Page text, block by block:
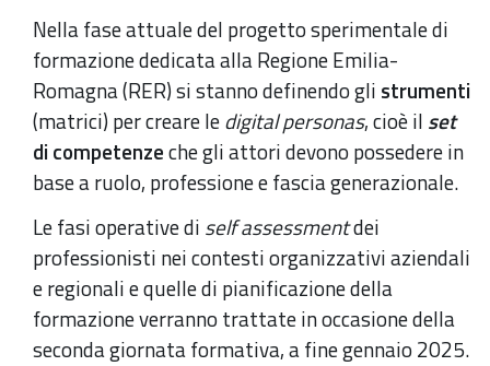
Nella fase attuale del progetto sperimentale di
formazione dedicata alla Regione Emilia-
Romagna (RER) si stanno definendo gli strumenti
(matrici) per creare ledigital personas, cioè il set
di competenzeche gli attori devono possedere in
base a ruolo, professione e fascia generazionale.
Le fasi operative di self assessmentdei
professionisti nei contesti organizzativi aziendali
e regionali e quelle di pianificazione della
formazione verranno trattate in occasione della
seconda giornata formativa, a fine gennaio 2025.